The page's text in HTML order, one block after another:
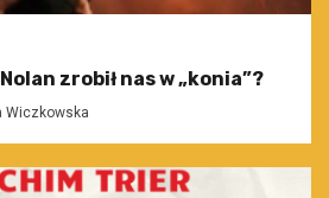
zrobił nas w „konia”?
Wiczkowska